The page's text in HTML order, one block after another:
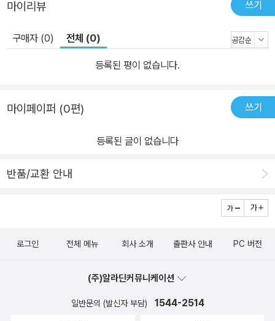
독일 역사의 시작은 ‘토이토부르크숲 전투’부터라고 할 수 있다. 서기
르만은 토이토부르크숲으로 로마군을 유인했다. 지리에 어두웠던 로
마군은 매복해 있던 게르만 전사들에게 기습 공격을 당했고 전멸하다
세워져 있다. 검을 높이 치켜들고 있는 높이 26.57미터의 이 동상을
시와 도시에 남겨진 건축물, 유물, 이야기를 보면 그 나라의 역사와 정
는 독일에서 가장 오래된 도시 트리어부터 독일의 영원한 수도 베를
본다. 마치 여행하듯 이 책을 따라 도시 골목골목을 걷다 보면 자연스
기도 하다. 음악의 아버지라고 불리는 바흐부터 헨델, 멘델스존, 베토
살았던 도시를 둘러보자. 독일에는 선제후나 제후들이 많았다. 그래
서 궁전과 교회가 즐비했다. 선제후나 제후들의 즉위식, 생일, 다른 나
마이리뷰 쓰기
구매자 (0) 전체 (0)
등록된 평이 없습니다.
마이페이퍼 (0편) 쓰기
등록된 글이 없습니다
반품/교환 안내
로그인 전체 메뉴 회사 소개 출판사 안내 PC 버전
(주)알라딘커뮤니케이션
일반문의 (발신자 부담) 1544-2514